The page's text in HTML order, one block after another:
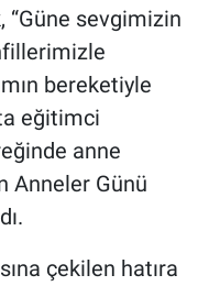
sevgimizin
bereketiyle
eğitimci
anne
Anneler Günü
çekilen hatıra